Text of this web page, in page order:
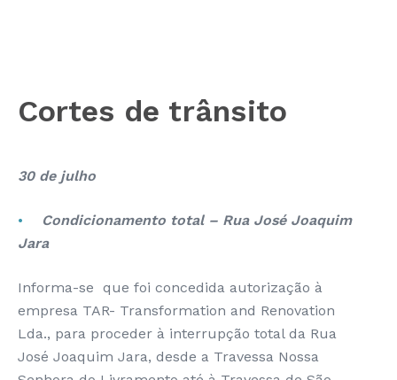
Cortes de trânsito
30 de julho
Condicionamento total – Rua José Joaquim
Jara
Informa-se que foi concedida autorização à
empresa TAR- Transformation and Renovation
Lda., para proceder à interrupção total da Rua
José Joaquim Jara, desde a Travessa Nossa